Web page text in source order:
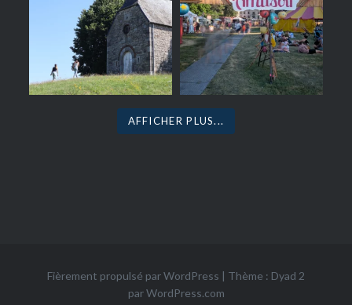
AFFICHER PLUS...
Fièrement propulsé par WordPress | Thème : Dyad 2
parWordPress.com